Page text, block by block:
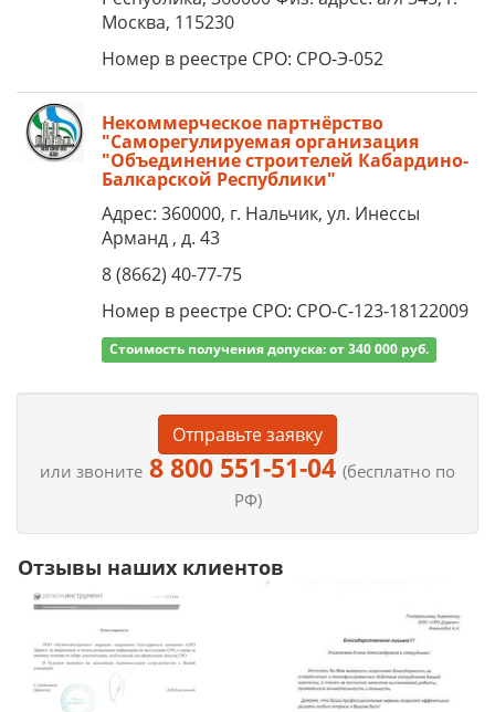
Москва, 115230
Номер в реестре СРО: СРО-Э-052
Некоммерческое партнёрство
"Саморегулируемая организация
"Объединение строителей Кабардино-
Балкарской Республики"
Адрес: 360000, г. Нальчик, ул. Инессы
Арманд , д. 43
8 (8662) 40-77-75
Номер в реестре СРО: СРО-С-123-18122009
Стоимость получения допуска: от 340 000 руб.
Отправьте заявку
или звоните 8 800 551-51-04 (бесплатно по
РФ)
Отзывы наших клиентов